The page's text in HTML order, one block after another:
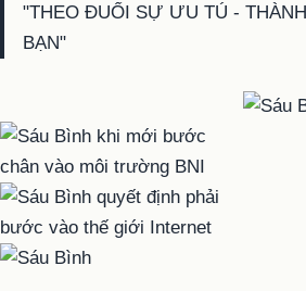
"THEO ĐUỔI SỰ ƯU TÚ -
BẠN"